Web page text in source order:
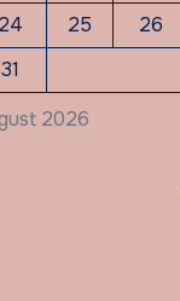
2026
24
25 26
31